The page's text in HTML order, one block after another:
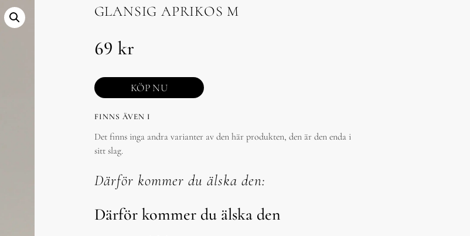
GLANSIG APRIKOS M
69 kr
KÖP NU
FINNS ÄVEN I
Det finns inga andra varianter av den här produkten, den är den enda i
sitt slag.
Därför kommer du älska den:
Därför kommer du älska den